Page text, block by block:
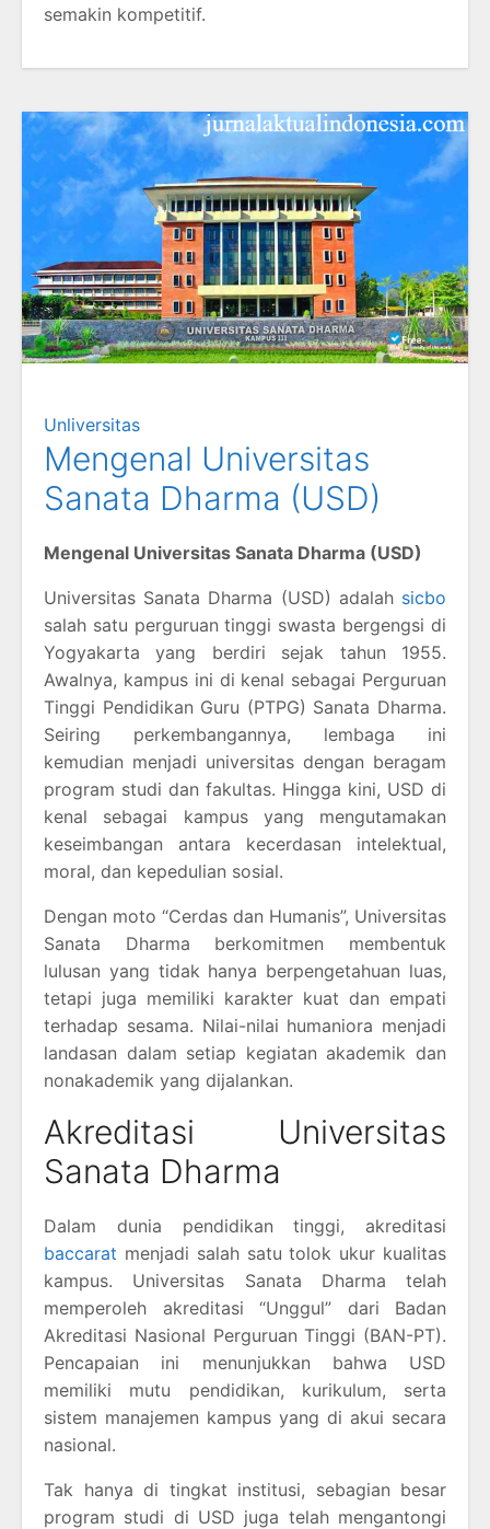
semakin kompetitif.
Unliversitas
Mengenal Universitas
Sanata Dharma (USD)
Mengenal Universitas Sanata Dharma (USD)
Universitas Sanata Dharma (USD) adalah sicbo
salah satu perguruan tinggi swasta bergengsi di
Yogyakarta yang berdiri sejak tahun 1955.
Awalnya, kampus ini di kenal sebagai Perguruan
Tinggi Pendidikan Guru (PTPG) Sanata Dharma.
Seiring perkembangannya, lembaga ini
kemudian menjadi universitas dengan beragam
program studi dan fakultas. Hingga kini, USD di
kenal sebagai kampus yang mengutamakan
keseimbangan antara kecerdasan intelektual,
moral, dan kepedulian sosial.
Dengan moto “Cerdas dan Humanis”, Universitas
Sanata Dharma berkomitmen membentuk
lulusan yang tidak hanya berpengetahuan luas,
tetapi juga memiliki karakter kuat dan empati
terhadap sesama. Nilai-nilai humaniora menjadi
landasan dalam setiap kegiatan akademik dan
nonakademik yang dijalankan.
Akreditasi Universitas
Sanata Dharma
Dalam dunia pendidikan tinggi, akreditasi
baccarat menjadi salah satu tolok ukur kualitas
kampus. Universitas Sanata Dharma telah
memperoleh akreditasi “Unggul” dari Badan
Akreditasi Nasional Perguruan Tinggi (BAN-PT).
Pencapaian ini menunjukkan bahwa USD
memiliki mutu pendidikan, kurikulum, serta
sistem manajemen kampus yang di akui secara
nasional.
Tak hanya di tingkat institusi, sebagian besar
program studi di USD juga telah mengantongi